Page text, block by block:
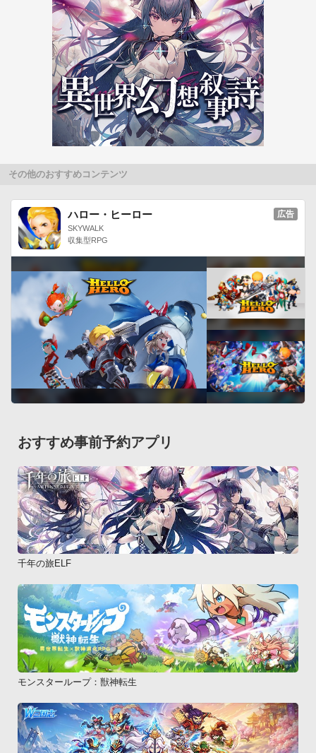
知育や教育、育児、おままごと遊びにもぴったり！
※しゅりけんくん
映像が写ってるところをタップしてね！
カメラが反転している時は回転ボタンを押してね！※ねこころ
スマホを左右に傾けて転がしてね！
是非、お子様と一緒に楽しく「といふぉん+(プラス)」をお楽し
その他のおすすめコンテンツ
ハロー・ヒーロー
SKYWALK
収集型RPG
広告
おすすめ事前予約アプリ
千年の旅ELF
モンスターループ：獣神転生